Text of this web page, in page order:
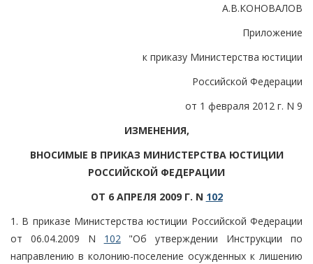
А.В.КОНОВАЛОВ
Приложение
к приказу Министерства юстиции
Российской Федерации
от 1 февраля 2012 г. N 9
ИЗМЕНЕНИЯ,
ВНОСИМЫЕ В ПРИКАЗ МИНИСТЕРСТВА ЮСТИЦИИ
РОССИЙСКОЙ ФЕДЕРАЦИИ
ОТ 6 АПРЕЛЯ 2009 Г. N 102
1. В приказе Министерства юстиции Российской Федерации
от 06.04.2009 N 102 "Об утверждении Инструкции по
направлению в колонию-поселение осужденных к лишению